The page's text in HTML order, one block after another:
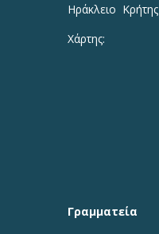
Ηράκλειο Κρήτης
Χάρτης:
Γραμματεία